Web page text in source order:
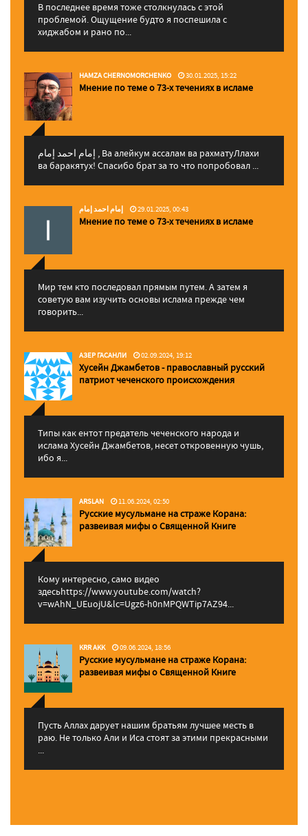
В последнее время тоже столкнулась с этой
проблемой. Ощущение будто я поспешила с
хиджабом и рано по...
HAMZA CHERNOMORCHENKO 30.01.2025, 15:22
Мнение по теме о 73-х течениях в исламе
إمام احمد إمام , Ва алейкум ассалам ва рахматуЛлахи
ва баракятух! Спасибо брат за то что попробовал ...
إمام احمد إمام 29.01.2025, 00:43
Мнение по теме о 73-х течениях в исламе
Мир тем кто последовал прямым путем. А затем я
советую вам изучить основы ислама прежде чем
говорить...
АЗЕР ГАСАНЛИ 02.09.2024, 19:12
Хусейн Джамбетов - православный русский
патриот чеченского происхождения
Типы как ентот предатель чеченского народа и
ислама Хусейн Джамбетов, несет откровенную чушь,
ибо я...
ARSLAN 11.06.2024, 02:50
Русские мусульмане на страже Корана:
pазвеивая мифы о Священной Книге
Кому интересно, само видео
здесьhttps://www.youtube.com/watch?
v=wAhN_UEuojU&lc=Ugz6-h0nMPQWTip7AZ94...
KRR AKK 09.06.2024, 18:56
Русские мусульмане на страже Корана:
pазвеивая мифы о Священной Книге
Пусть Аллах дарует нашим братьям лучшее месть в
раю. Не только Али и Иса стоят за этими прекрасными
...